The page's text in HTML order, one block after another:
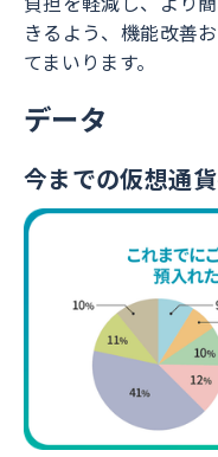
きるよう、機能改善
てまいります。
データ
今までの仮想通